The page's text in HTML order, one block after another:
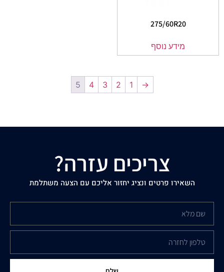
275/60R20
מידע נוסף
→
1
2
3
4
5
צריכים עזרה?
השאירו פרטים ונציג יחזור אליכם עם הצעה משתלמת